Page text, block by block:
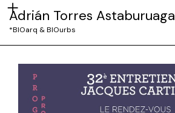
Adrián Torres Astaburuaga
*BIOarq & BIOurbs